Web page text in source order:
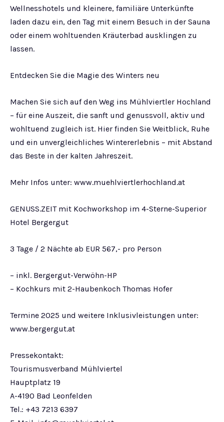
Wellnesshotels und kleinere, familiäre Unterkünfte
laden dazu ein, den Tag mit einem Besuch in der Sauna
oder einem wohltuenden Kräuterbad ausklingen zu
lassen.
Entdecken Sie die Magie des Winters neu
Machen Sie sich auf den Weg ins Mühlviertler Hochland
– für eine Auszeit, die sanft und genussvoll, aktiv und
wohltuend zugleich ist. Hier finden Sie Weitblick, Ruhe
und ein unvergleichliches Wintererlebnis – mit Abstand
das Beste in der kalten Jahreszeit.
Mehr Infos unter: www.muehlviertlerhochland.at
GENUSS.ZEIT mit Kochworkshop im 4-Sterne-Superior
Hotel Bergergut
3 Tage / 2 Nächte ab EUR 567,- pro Person
– inkl. Bergergut-Verwöhn-HP
– Kochkurs mit 2-Haubenkoch Thomas Hofer
Termine 2025 und weitere Inklusivleistungen unter:
www.bergergut.at
Pressekontakt:
Tourismusverband Mühlviertel
Hauptplatz 19
A-4190 Bad Leonfelden
Tel.: +43 7213 6397